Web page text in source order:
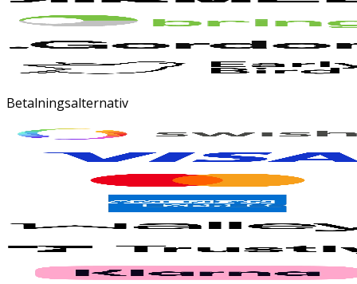
Betalningsalternativ